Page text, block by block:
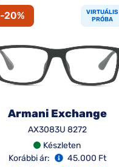
-20%
VIRTUÁLIS
PRÓBA
Armani Exchange
AX3083U 8272
Készleten
Korábbi ár:
45.000 Ft